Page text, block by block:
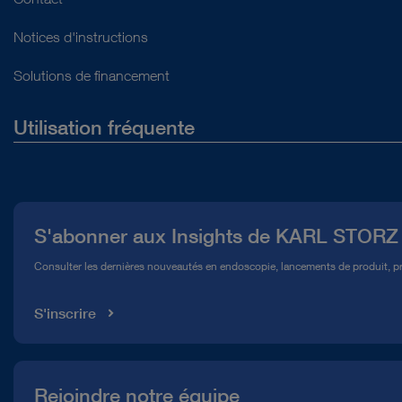
Notices d'instructions
Solutions de financement
Utilisation fréquente
Service télé-assistance Conformité
S'abonner aux Insights de KARL STORZ
Consulter les dernières nouveautés en endoscopie, lancements de produit,
S'inscrire
Rejoindre notre équipe